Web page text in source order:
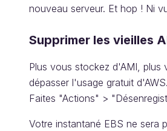
nouveau serveur. Et hop ! Ni
Supprimer les vieilles
Plus vous stockez d'AMI, plus
dépasser l'usage gratuit
Faites "Actions" >
Votre instantané EBS ne sera